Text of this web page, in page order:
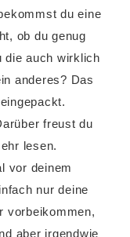
du eine
ob du genug
die auch wirklich
anderes? Das
freust du
lesen.
vor deinem
nur deine
vorbeikommen,
aber irgendwie